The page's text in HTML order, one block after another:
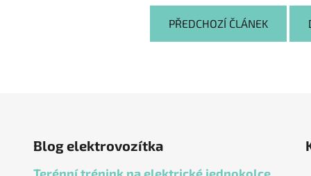
PŘEDCHOZÍ ČLÁNEK
Blog elektrovozítka